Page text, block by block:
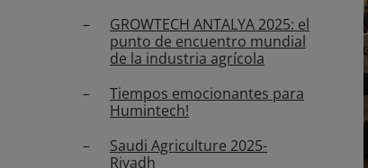
GROWTECH ANTALYA 2025: el
punto de encuentro mundial
de la industria agrícola
Tiempos emocionantes para
Humintech!
Saudi Agriculture 2025-
Riyadh